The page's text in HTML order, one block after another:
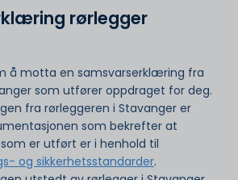
rørlegger
å motta en samsvarserklæring fra
som utfører oppdraget for deg.
fra rørleggeren i Stavanger er
som bekrefter at
er utført er i henhold til
og sikkerhetsstandarder.